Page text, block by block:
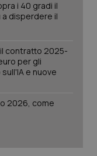
i 40 gradi il
disperdere il
contratto 2025-
per gli
e nuove
2026, come